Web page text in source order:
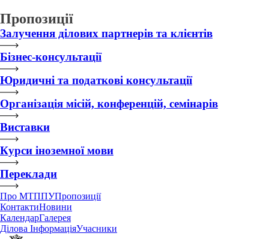
Пропозиції
Залучення ділових партнерів та клієнтів
Бізнес-консультації
Юридичні та податкові консультації
Організація місій, конференцій, семінарів
Виставки
Курси іноземної мови
Переклади
Про МТППУПропозиції
КонтактиНовини
КалендарГалерея
Ділова ІнформаціяУчасники